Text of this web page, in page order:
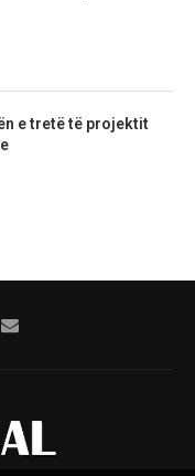
e tretë të projektit